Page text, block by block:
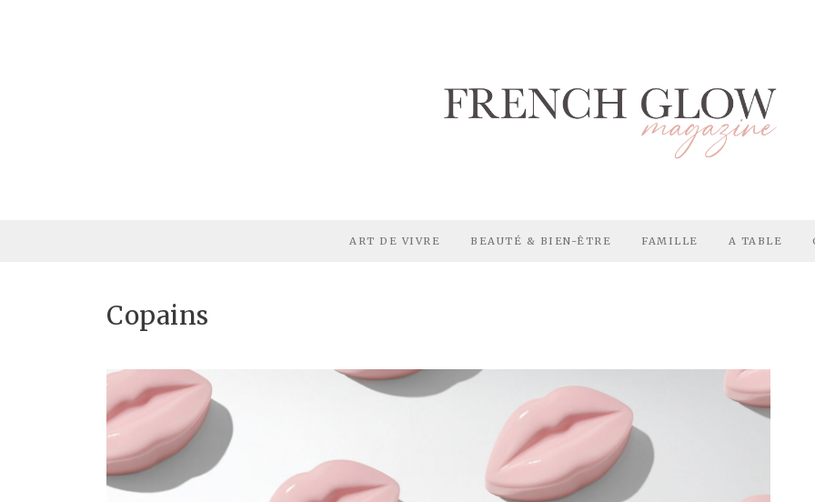
ART DE VIVRE BEAUTÉ & BIEN-ÊTRE FAMILLE A TABLE
Copains